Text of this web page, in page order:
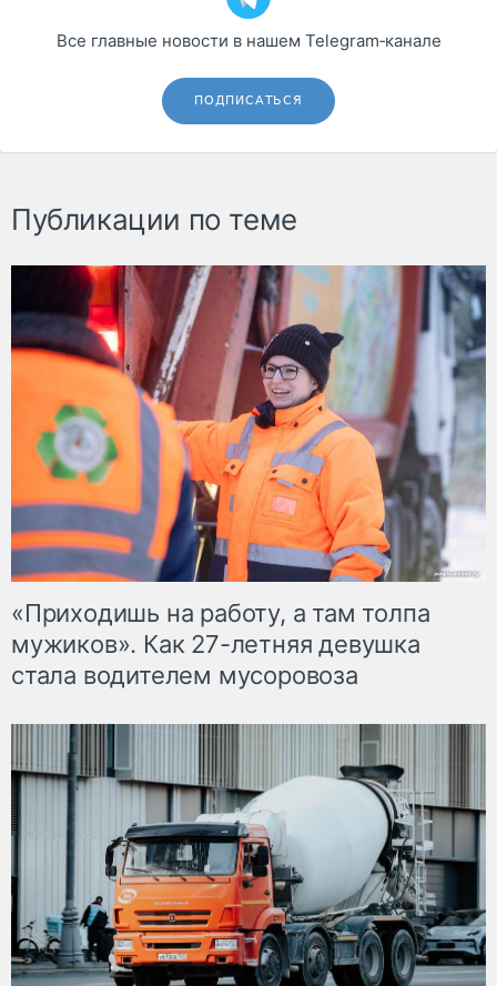
Все главные новости в нашем Telegram‑канале
ПОДПИСАТЬСЯ
Публикации по теме
«Приходишь на работу, а там толпа
мужиков». Как 27-летняя девушка
стала водителем мусоровоза